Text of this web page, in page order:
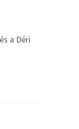
a Déri